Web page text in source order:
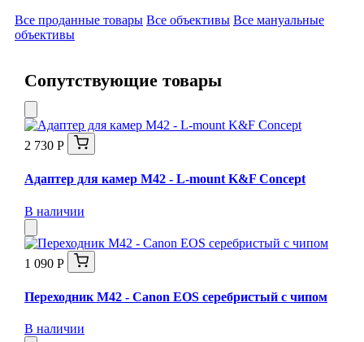
Все проданные товары Все объективы Все мануальные
объективы
Сопутствующие товары
2 730 Р
Адаптер для камер M42 - L-mount K&F Concept
В наличии
1 090 Р
Переходник M42 - Canon EOS серебристый с чипом
В наличии